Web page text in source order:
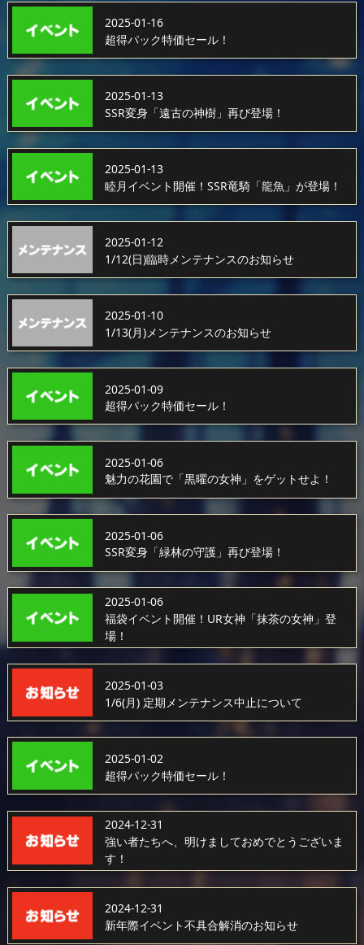
2025-01-16
超得パック特価セール！
2025-01-13
SSR変身「遠古の神樹」再び登場！
2025-01-13
睦月イベント開催！SSR竜騎「龍魚」が登場！
2025-01-12
1/12(日)臨時メンテナンスのお知らせ
2025-01-10
1/13(月)メンテナンスのお知らせ
2025-01-09
超得パック特価セール！
2025-01-06
魅力の花園で「黒曜の女神」をゲットせよ！
2025-01-06
SSR変身「緑林の守護」再び登場！
2025-01-06
福袋イベント開催！UR女神「抹茶の女神」登
場！
2025-01-03
1/6(月) 定期メンテナンス中止について
2025-01-02
超得パック特価セール！
2024-12-31
強い者たちへ、明けましておめでとうございま
す！
2024-12-31
新年際イベント不具合解消のお知らせ